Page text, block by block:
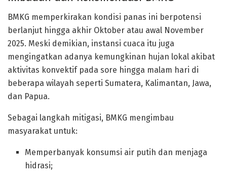
BMKG memperkirakan kondisi panas ini berpotensi
berlanjut hingga akhir Oktober atau awal November
2025. Meski demikian, instansi cuaca itu juga
mengingatkan adanya kemungkinan hujan lokal akibat
aktivitas konvektif pada sore hingga malam hari di
beberapa wilayah seperti Sumatera, Kalimantan, Jawa,
dan Papua.
Sebagai langkah mitigasi, BMKG mengimbau
masyarakat untuk:
Memperbanyak konsumsi air putih dan menjaga
hidrasi;